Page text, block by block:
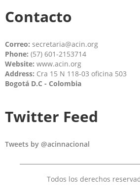
Contacto
Correo: secretaria@acin.org
Phone: (57) 601-2153714
Website: www.acin.org
Address: Cra 15 N 118-03 oficina 503
Bogotá D.C - Colombia
Twitter Feed
Tweets by @acinnacional
Todos los derechos